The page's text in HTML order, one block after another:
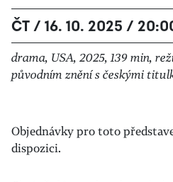
ČT / 16. 10. 2025 /
drama, USA, 2025, 139 min,
původním znění s českými
Objednávky pro toto
dispozici.